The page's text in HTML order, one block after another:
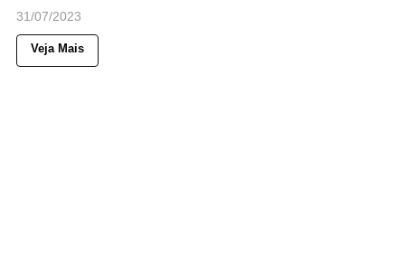
31/07/2023
Veja Mais